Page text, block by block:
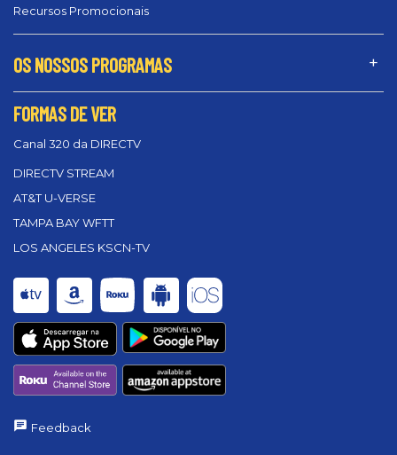
Recursos Promocionais
OS NOSSOS PROGRAMAS
FORMAS DE VER
Canal 320 da DIRECTV
DIRECTV STREAM
AT&T U-VERSE
TAMPA BAY WFTT
LOS ANGELES KSCN-TV
Feedback